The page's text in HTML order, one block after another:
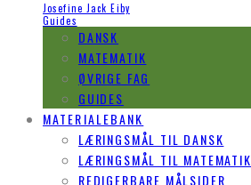
Josefine Jack Eiby
Guides
DANSK
MATEMATIK
ØVRIGE FAG
GUIDES
MATERIALEBANK
LÆRINGSMÅL TIL DANSK
LÆRINGSMÅL TIL MATEMATIK
REDIGERBARE MÅLSIDER